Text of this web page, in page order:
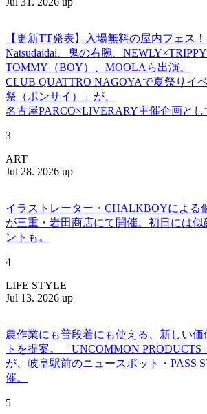
【更新TT発表】入場無料の屋内フェス！
Natsudaidai、鬼の右腕、
TOMMY（BOY）、MOOLAら出演。
CLUB QUATTRO NAGOYAで夏祭りイ
祭（ボンサイ）」が、
名古屋PARCO×LIVERARY主催企画とし
3
ART
Jul 28. 2026 up
イラストレーター・CHALKBOYによる個
が三重・岩田商店にて開催。初日には
ントも。
4
LIFE STYLE
Jul 13. 2026 up
農作業にも普段着にも使える、新しい価
トを提案。「UNCOMMON PRODUCTS
が、岐阜駅前のニュースポット・PASS
催。
5